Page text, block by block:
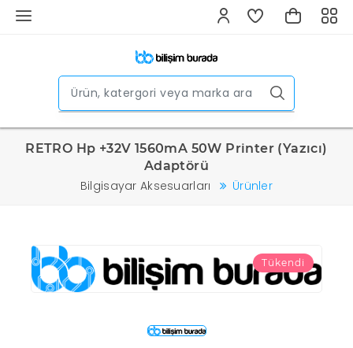
RETRO Hp +32V 1560mA 50W Printer (Yazıcı)
Adaptörü
Bilgisayar Aksesuarları Ürünler
Tükendi